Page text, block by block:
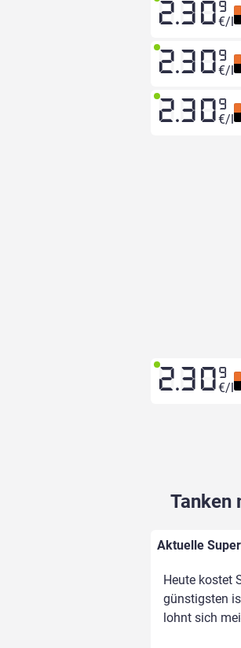
2.30 9
€/l
2.30 9
€/l
2.30 9
€/l
2.30 9
€/l
Tanken
Aktuelle
Heute kostet
günstigsten
lohnt sich